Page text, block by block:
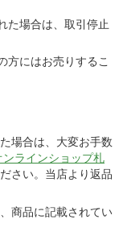
た場合は、取引停止
方にはお売りするこ
場合は、大変お手数
ンラインショップ札
さい。当店より返品
商品に記載されてい